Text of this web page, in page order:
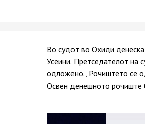
Во судот во Охиди
Усеини. Претседателот на
одложено. „Рочиштето се
Освен денешното рочиште